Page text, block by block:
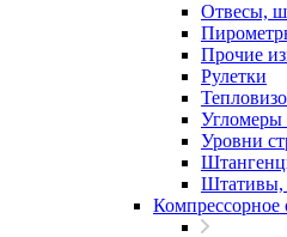
Отвесы,
Прочие
Рулетки
Уровни
Штативы,
Компрессорное